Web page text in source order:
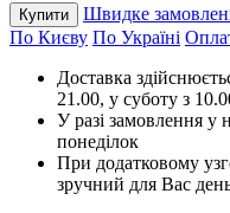
Купити
Швидке
По Києву По Україні
Доставка
21.00, у суботу з
У разі замовлення у
понеділок
При додатковому
зручний для Вас